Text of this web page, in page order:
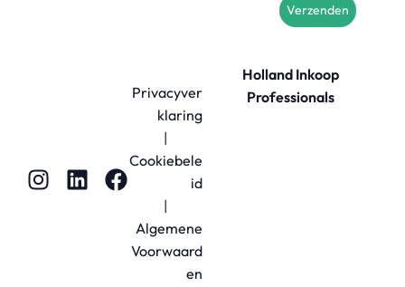
Verzenden
Holland Inkoop
Professionals
Privacyver
klaring
|
Cookiebele
id
|
Algemene
Voorwaard
en